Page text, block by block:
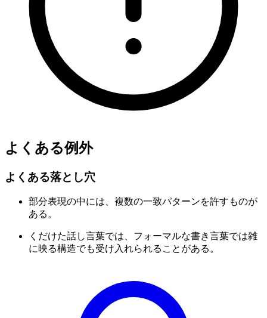
よくある例外
よくある落とし穴
部分表現の中には、複数の一致パターンを許すものが
ある。
くだけた話し言葉では、フォーマルな書き言葉では雑
に映る構造でも受け入れられることがある。